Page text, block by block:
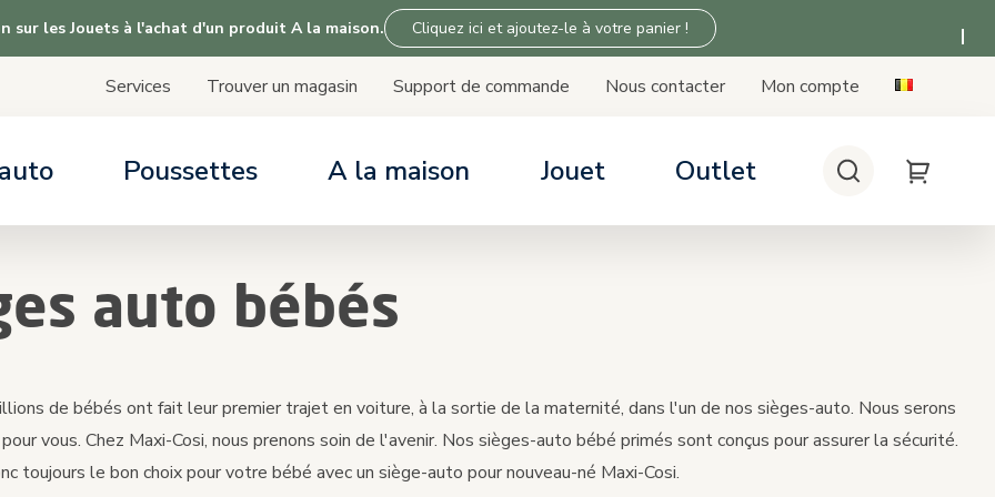
sur les Jouets à l'achat d'un produit A la maison. Cliquez ici et ajoutez-le à votre panier !
Services Trouver un magasin Support de commande Nous contacter
Mon compte
Content
d'essai gratuit
de commande
Poussettes
de commande
Compatibilité avec les poussettes
A la maison
de commande
Jouet
de commande
Outlet ChercherMy Cart
auto bébés
de bébés ont fait leur premier trajet en voiture, à la sortie de la maternité, dans l'un de nos sièges-auto. Nous serons
vous. Chez Maxi-Cosi, nous prenons soin de l'avenir. Nos sièges-auto bébé primés sont conçus pour assurer la sécurité.
toujours le bon choix pour votre bébé avec un siège-auto pour nouveau-né Maxi-Cosi.